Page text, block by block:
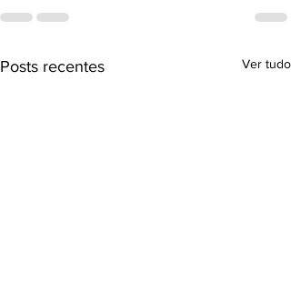
Posts recentes Ver tudo